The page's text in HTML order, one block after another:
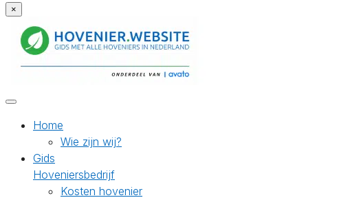
×
Home
Wie zijn wij?
Gids
Hoveniersbedrijf
Kosten hovenier